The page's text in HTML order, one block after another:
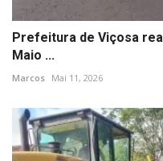
Prefeitura de Viçosa
Maio ...
Marcos Mai 11, 2026